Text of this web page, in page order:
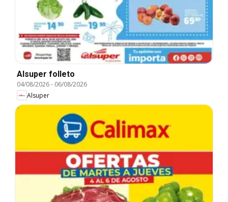
Alsuper folleto
04/08/2026- 06/08/2026
Alsuper